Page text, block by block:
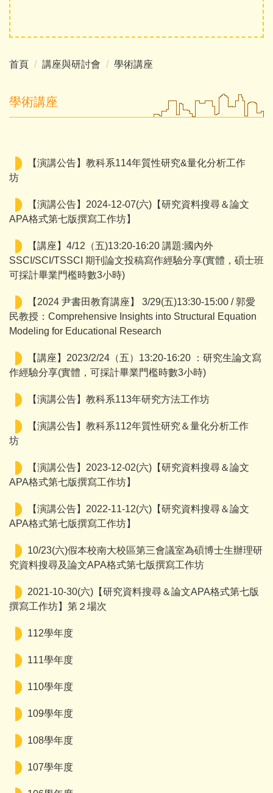
首頁 講座與研討會 學術講座
學術講座
【演講公告】教科系114年質性研究&量化分析工作
坊
【演講公告】2024-12-07(六)【研究資料搜尋＆論文
APA格式第七版撰寫工作坊】
【講座】4/12（五)13:20-16:20 講題:國內外
SSCI/SCI/TSSCI 期刊論文投稿寫作經驗分享(實體，碩士班
可採計畢業門檻時數3小時)
【2024 尹書田教育講座】 3/29(五)13:30-15:00 / 郭愛
民教授：Comprehensive Insights into Structural Equation
Modeling for Educational Research
【講座】2023/2/24（五）13:20-16:20 ：研究生論文寫
作經驗分享(實體，可採計畢業門檻時數3小時)
【演講公告】教科系113年研究方法工作坊
【演講公告】教科系112年質性研究＆量化分析工作
坊
【演講公告】2023-12-02(六)【研究資料搜尋＆論文
APA格式第七版撰寫工作坊】
【演講公告】2022-11-12(六)【研究資料搜尋＆論文
APA格式第七版撰寫工作坊】
10/23(六)假本校南大校區第三會議室為碩博士生辦理研
究資料搜尋及論文APA格式第七版撰寫工作坊
2021-10-30(六)【研究資料搜尋＆論文APA格式第七版
撰寫工作坊】第２場次
112學年度
111學年度
110學年度
109學年度
108學年度
107學年度